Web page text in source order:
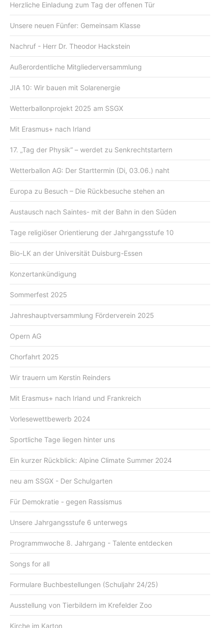
Herzliche Einladung zum Tag der offenen Tür
Unsere neuen Fünfer: Gemeinsam Klasse
Nachruf - Herr Dr. Theodor Hackstein
Außerordentliche Mitgliederversammlung
JIA 10: Wir bauen mit Solarenergie
Wetterballonprojekt 2025 am SSGX
Mit Erasmus+ nach Irland
17. „Tag der Physik“ – werdet zu Senkrechtstartern
Wetterballon AG: Der Starttermin (Di, 03.06.) naht
Europa zu Besuch – Die Rückbesuche stehen an
Austausch nach Saintes- mit der Bahn in den Süden
Tage religiöser Orientierung der Jahrgangsstufe 10
Bio-LK an der Universität Duisburg-Essen
Konzertankündigung
Sommerfest 2025
Jahreshauptversammlung Förderverein 2025
Opern AG
Chorfahrt 2025
Wir trauern um Kerstin Reinders
Mit Erasmus+ nach Irland und Frankreich
Vorlesewettbewerb 2024
Sportliche Tage liegen hinter uns
Ein kurzer Rückblick: Alpine Climate Summer 2024
neu am SSGX - Der Schulgarten
Für Demokratie - gegen Rassismus
Unsere Jahrgangsstufe 6 unterwegs
Programmwoche 8. Jahrgang - Talente entdecken
Songs for all
Formulare Buchbestellungen (Schuljahr 24/25)
Ausstellung von Tierbildern im Krefelder Zoo
Kirche im Karton